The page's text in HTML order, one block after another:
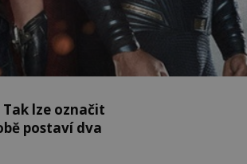
lze označit
postaví dva